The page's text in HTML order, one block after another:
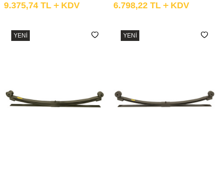
9.375,74 TL KDV 6.798,22 TL KDV
YENI YENI